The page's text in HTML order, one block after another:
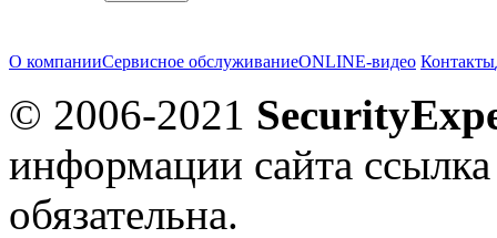
О компанииСервисное обслуживаниеONLINE-видео Контакты
© 2006-2021
информации сайта
обязательна.